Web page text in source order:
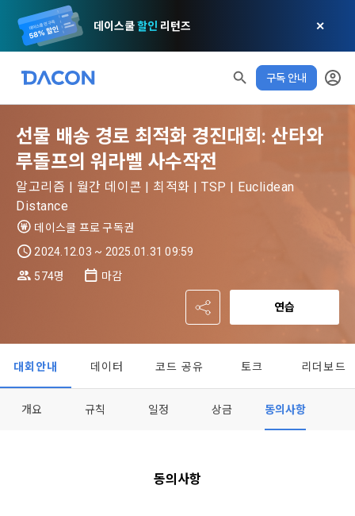
데이스쿨할인 리턴즈 ✕
구독 안내
선물 배송 경로 최적화 경진대회: 산타와
루돌프의 워라벨 사수작전
알고리즘 | 월간 데이콘 | 최적화 | TSP | Euclidean
Distance
데이스쿨 프로 구독권
2024.12.03 ~ 2025.01.31 09:59
574명
마감
연습
대회안내 데이터 코드 공유 토크 리더보드
개요 규칙 일정 상금 동의사항
동의사항